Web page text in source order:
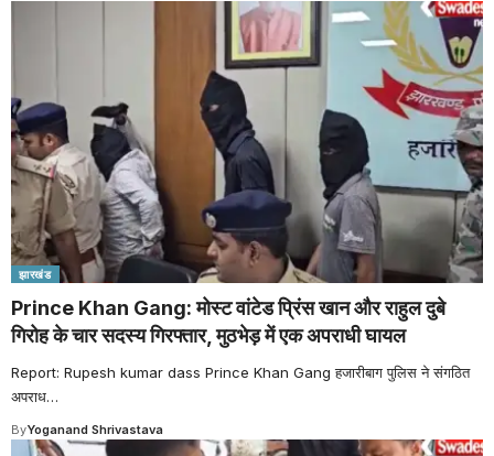
झारखंड
Prince Khan Gang: मोस्ट वांटेड प्रिंस खान और राहुल दुबे
गिरोह के चार सदस्य गिरफ्तार, मुठभेड़ में एक अपराधी घायल
Report: Rupesh kumar dass Prince Khan Gang हजारीबाग पुलिस ने संगठित
अपराध…
ByYoganand Shrivastava